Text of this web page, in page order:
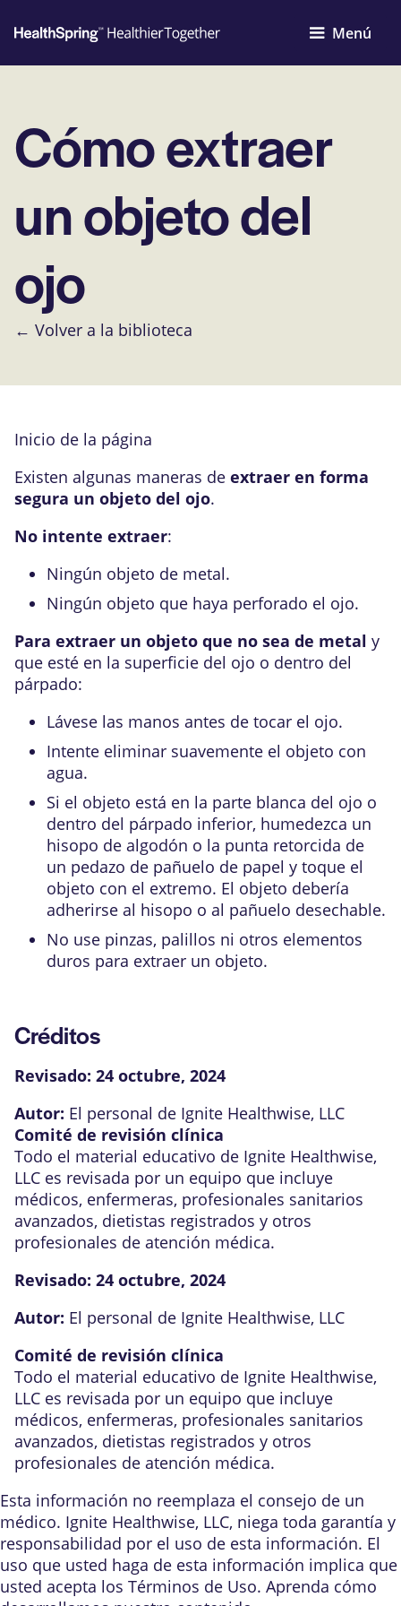
Menú
Cómo extraer
un objeto del
ojo
← Volver a la biblioteca
Inicio de la página
Existen algunas maneras de extraer en forma
segura un objeto del ojo.
No intente extraer:
Ningún objeto de metal.
Ningún objeto que haya perforado el ojo.
Para extraer un objeto que no sea de metal y
que esté en la superficie del ojo o dentro del
párpado:
Lávese las manos antes de tocar el ojo.
Intente eliminar suavemente el objeto con
agua.
Si el objeto está en la parte blanca del ojo o
dentro del párpado inferior, humedezca un
hisopo de algodón o la punta retorcida de
un pedazo de pañuelo de papel y toque el
objeto con el extremo. El objeto debería
adherirse al hisopo o al pañuelo desechable.
No use pinzas, palillos ni otros elementos
duros para extraer un objeto.
Créditos
Revisado: 24 octubre, 2024
Autor: El personal de Ignite Healthwise, LLC
Comité de revisión clínica
Todo el material educativo de Ignite Healthwise,
LLC es revisada por un equipo que incluye
médicos, enfermeras, profesionales sanitarios
avanzados, dietistas registrados y otros
profesionales de atención médica.
Revisado: 24 octubre, 2024
Autor: El personal de Ignite Healthwise, LLC
Comité de revisión clínica
Todo el material educativo de Ignite Healthwise,
LLC es revisada por un equipo que incluye
médicos, enfermeras, profesionales sanitarios
avanzados, dietistas registrados y otros
profesionales de atención médica.
Esta información no reemplaza el consejo de un
médico. Ignite Healthwise, LLC, niega toda garantía y
responsabilidad por el uso de esta información. El
uso que usted haga de esta información implica que
usted acepta los Términos de Uso. Aprenda cómo